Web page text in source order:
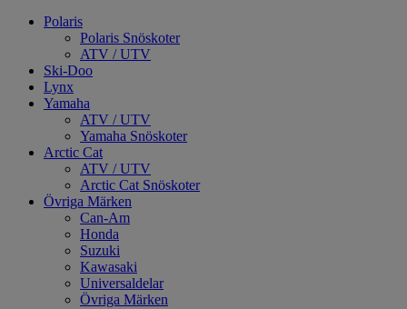
Polaris
Polaris Snöskoter
ATV / UTV
Ski-Doo
Lynx
Yamaha
ATV / UTV
Yamaha Snöskoter
Arctic Cat
ATV / UTV
Arctic Cat Snöskoter
Övriga Märken
Can-Am
Honda
Suzuki
Kawasaki
Universaldelar
Övriga Märken